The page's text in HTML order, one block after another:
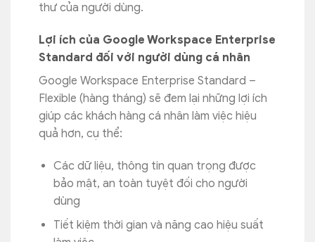
thư của người dùng.
Lợi ích của Google Workspace Enterprise
Standard đối với người dùng cá nhân
Google Workspace Enterprise Standard –
Flexible (hàng tháng) sẽ đem lại những lợi ích
giúp các khách hàng cá nhân làm việc hiệu
quả hơn, cụ thể:
Các dữ liệu, thông tin quan trọng được
bảo mật, an toàn tuyệt đối cho người
dùng
Tiết kiệm thời gian và năng cao hiệu suất